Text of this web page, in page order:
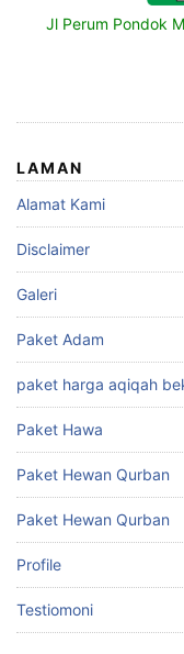
Jl Perum Pondok
LAMAN
Alamat Kami
Disclaimer
Galeri
Paket Adam
paket harga aqiqah
Paket Hawa
Paket Hewan Qurban
Paket Hewan Qurban
Profile
Testiomoni